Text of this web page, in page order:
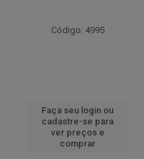
Código: 4995
Faça seu login ou
cadastre-se para
ver preços e
comprar